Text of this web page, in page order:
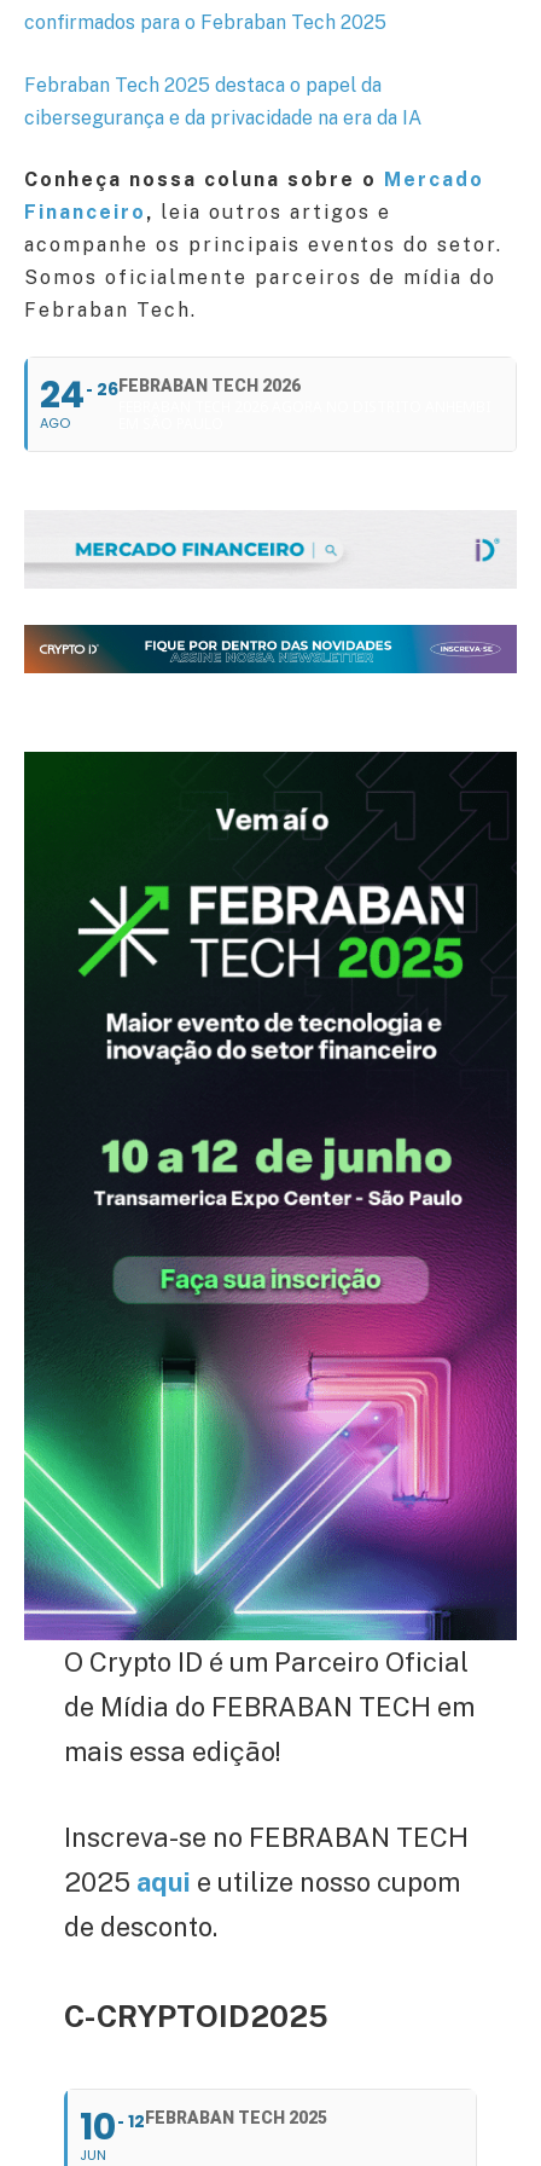
confirmados para o Febraban Tech 2025
Febraban Tech 2025 destaca o papel da
cibersegurança e da privacidade na era da IA
Conheça nossa coluna sobre o
Mercado
Financeiro , leia outros artigos e
acompanhe os principais eventos do setor.
Somos oficialmente parceiros de mídia do
Febraban Tech.
24
AGO
26FEBRABAN TECH 2026
O Crypto ID é um Parceiro Oficial
de Mídia do FEBRABAN TECH em
mais essa edição!
Inscreva-se no FEBRABAN TECH
2025 aqui e utilize nosso cupom
de desconto.
C-CRYPTOID2025
10
JUN
12 FEBRABAN TECH 2025